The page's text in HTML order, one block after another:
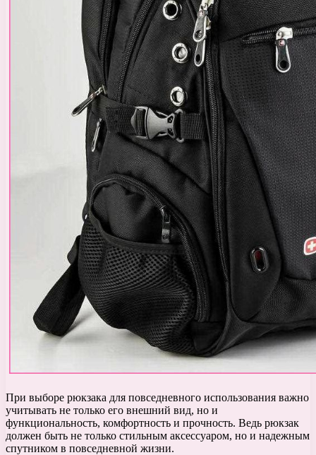
При выборе рюкзака для повседневного использования важно
учитывать не только его внешний вид, но и
функциональность, комфортность и прочность. Ведь рюкзак
должен быть не только стильным аксессуаром, но и надежным
спутником в повседневной жизни.